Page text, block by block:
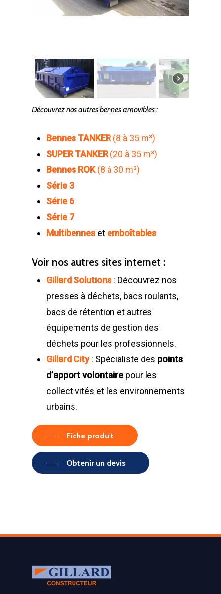
Découvrez nos autres bennes amovibles :
Bennes TANKER (8 à 35 m³)
SUPER TANKER (20 à 35 m³)
Bennes ROK(8 à 30 m³)
Série 3
Série 6
Série 7
Multibennes et emboîtables
Voir nos autres sites internet :
Gillard Solutions : Découvrez nos
presses à déchets, bacs roulants,
bacs de rétention et autres
équipements de gestion des
déchets pour les professionnels.
Gillard City: Spécialiste des points
d’apport volontaire pour les
collectivités et les environnements
urbains.
Fiche produit
Obtenir un devis
Conteneurs
Concept ECOPAKT
Déchetterie à plat
déchetteries
Equipements divers
77590 BOIS LE ROI